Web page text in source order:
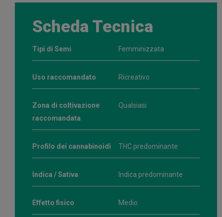
Scheda Tecnica
Tipi di Semi Femminizzata
Uso raccomandato Ricreativo
Zona di coltivazione
raccomandata
Qualsiasi
Profilo dei cannabinoidi THC predominante
Indica / Sativa Indica predominante
Effetto fisico Medio